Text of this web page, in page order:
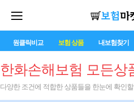
원클릭비교 보험 상품 내보험찾기
한화손해보험 모든상
다양한 조건에 적합한 상품들을 한눈에 확인